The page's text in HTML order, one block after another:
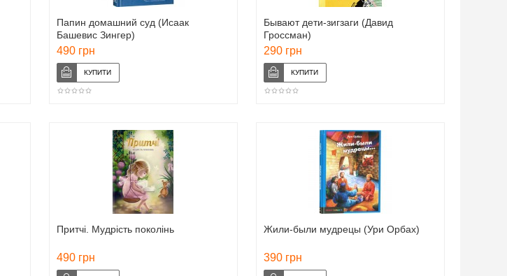
Папин домашний суд (Исаак
Башевис Зингер)
490 грн
Бывают дети-зигзаги (Давид
Гроссман)
290 грн
Притчі. Мудрість поколінь
490 грн
Жили-были мудрецы (Ури Орбах)
390 грн